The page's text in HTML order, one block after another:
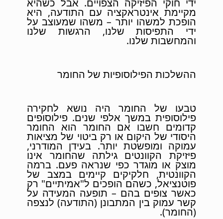
ידי חוקי הפיזיקה הצפויים. אבל כשהיא
מקיימת אינטראקציה עם התודעה, היא
הופכת למשהו יותר – משהו שמעוצב על
ידי התפיסות שלנו, הרגשות שלנו
והמחשבות שלנו.
ההשלכות הפילוסופיות של החומר
טבעו של החומר היה נושא לחקירה
פילוסופית במשך אלפי שנים. פילוסופים
קדומים חשבו אם החומר הוא החומר
היסודי של היקום או רק ביטוי של מציאות
עמוקה ומופשטת יותר. בעידן המודרני,
פיזיקת הקוונטים גילתה שהחומר אינו
מוצק או מוגדר כפי שנראה פעם. ברמה
הקוונטית, חלקיקים קיימים במצב של
פוטנציאל, כשהם הופכים ל"אמיתיים" רק
כאשר צופים בהם – תופעה המעידה על
קשר עמוק בין המתבונן (התודעה) לנצפה
(החומר).